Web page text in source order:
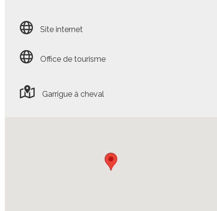
Site internet
Office de tourisme
Garrigue à cheval